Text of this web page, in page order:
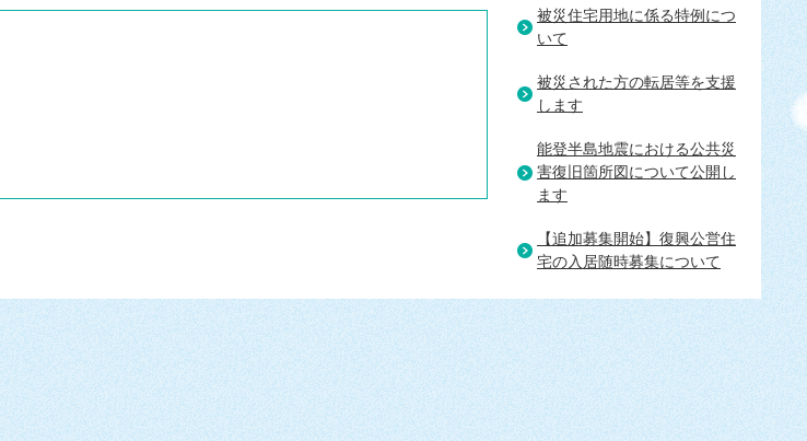
被災住宅用地に係る特例につ
いて
被災された方の転居等を支援
します
能登半島地震における公共災
害復旧箇所図について公開し
ます
【追加募集開始】復興公営住
宅の入居随時募集について